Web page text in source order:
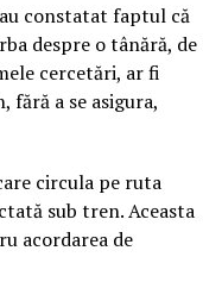
constatat faptul că
despre o tânără, de
cercetări, ar fi
fără a se asigura,
circula pe ruta
sub tren. Aceasta
acordarea de